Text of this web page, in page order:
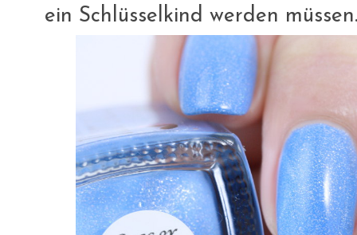
ein Schlüsselkind werden müssen.